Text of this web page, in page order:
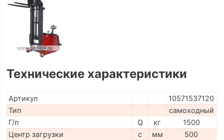
Технические характеристики
Артикул
10571537120
Тип
самоходный
Г/п
Q кг
1500
Центр загрузки
c мм
500